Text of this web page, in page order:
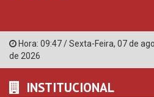
Hora: 09:47/Sexta-Feira, 07 de
de 2026
INSTITUCIONAL